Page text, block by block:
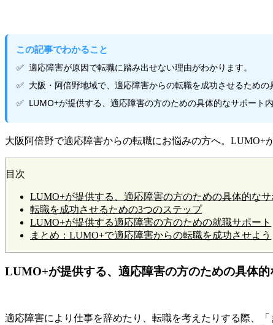
この記事でわかること
適応障害が原因で転職に踏み出せない理由がわかります。
大阪・阿倍野地域で、適応障害からの転職を成功させるための
LUMO+が提供する、適応障害の方のための具体的なサポート内
大阪阿倍野で適応障害からの転職にお悩みの方へ。LUMO+
目次
LUMO+が提供する、適応障害の方のための具体的なサ
転職を成功させるための3つのステップ
LUMO+が提供する適応障害の方のための就職サポート
まとめ：LUMO+で適応障害からの転職を成功させよう
LUMO+が提供する、適応障害の方のための具体的
適応障害により仕事を辞めたり、転職を考えたりする際、